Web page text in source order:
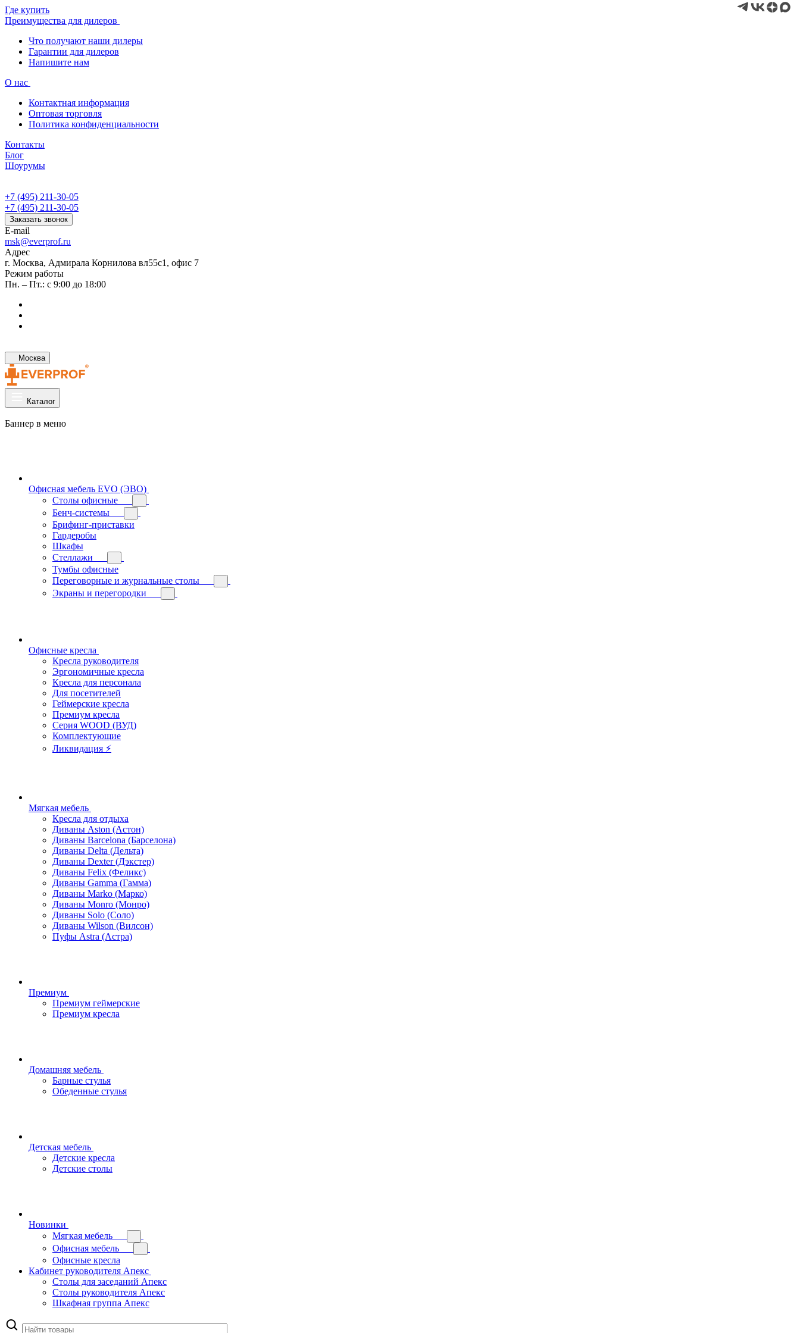
Где купить
Преимущества для дилеров
Что получают наши дилеры
Гарантии для дилеров
Напишите нам
О нас
Контактная информация
Оптовая торговля
Политика конфиденциальности
Контакты
Блог
Шоурумы
+7 (495) 211-30-05
+7 (495) 211-30-05
Заказать звонок
E-mail
msk@everprof.ru
Адрес
г. Москва, Адмирала Корнилова вл55с1, офис 7
Режим работы
Пн. – Пт.: с 9:00 до 18:00
Москва
Каталог
Баннер в меню
Офисная мебель EVO (ЭВО)
Cтолы офисные
Бенч-системы
Брифинг-приставки
Гардеробы
Шкафы
Стеллажи
Тумбы офисные
Переговорные и журнальные столы
Экраны и перегородки
Офисные кресла
Кресла руководителя
Эргономичные кресла
Кресла для персонала
Для посетителей
Геймерские кресла
Премиум кресла
Серия WOOD (ВУД)
Комплектующие
Ликвидация ⚡
Мягкая мебель
Кресла для отдыха
Диваны Aston (Астон)
Диваны Barcelona (Барселона)
Диваны Delta (Дельта)
Диваны Dexter (Дэкстер)
Диваны Felix (Феликс)
Диваны Gamma (Гамма)
Диваны Marko (Марко)
Диваны Monro (Монро)
Диваны Solo (Соло)
Диваны Wilson (Вилсон)
Пуфы Astra (Астра)
Премиум
Премиум геймерские
Премиум кресла
Домашняя мебель
Барные стулья
Обеденные стулья
Детская мебель
Детские кресла
Детские столы
Новинки
Мягкая мебель
Офисная мебель
Офисные кресла
Кабинет руководителя Апекс
Столы для заседаний Апекс
Столы руководителя Апекс
Шкафная группа Апекс